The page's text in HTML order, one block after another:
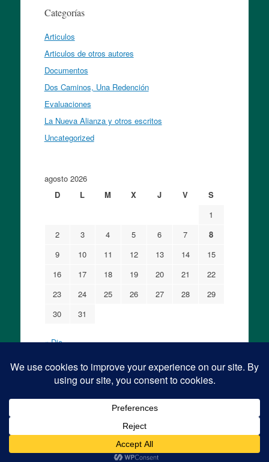
Categorías
Articulos
Articulos de otros autores
Documentos
Dos Caminos, Una Redención
Evaluaciones
La Nueva Alianza y otros escritos
Uncategorized
agosto 2026
D
L M X J V
S
1
2
3 4 5 6 7
8
9
10 11 12 13 14
15
16
17 18 19 20 21
22
23
24 25 26 27 28
29
30
31
« Dic
© Yoel Ben Arye - 2015,
yoelbenarye@dialogo-teologico.com